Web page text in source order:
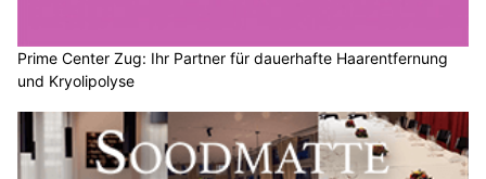
Prime Center Zug: Ihr Partner für dauerhafte Haarentfernung
und Kryolipolyse